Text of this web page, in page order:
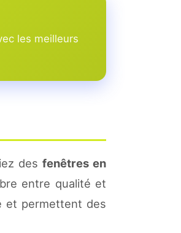
les meilleurs
des fenêtres en
entre qualité et
et permettent des